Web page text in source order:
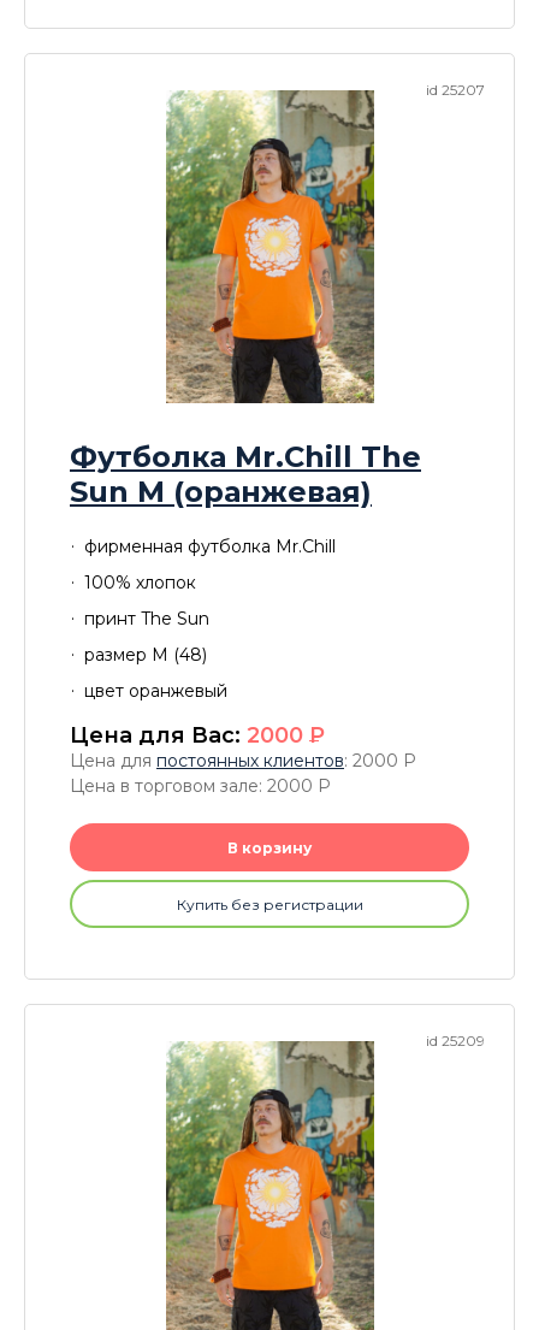
id 25207
Футболка Mr.Chill The
Sun M (оранжевая)
фирменная футболка Mr.Chill
100% хлопок
принт The Sun
размер M (48)
цвет оранжевый
Цена для Вас: 2000 P
Цена для постоянных клиентов: 2000 P
Цена в торговом зале: 2000 P
В корзину
Купить без регистрации
id 25209